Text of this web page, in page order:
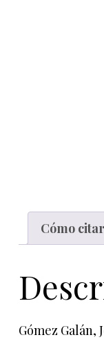
Cómo citar
Gómez Galán,